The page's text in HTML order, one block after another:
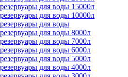
для воды 15000л
для воды 10000л
для воды
для воды 8000л
для воды 7000л
для воды 6000л
для воды 5000л
для воды 4000л